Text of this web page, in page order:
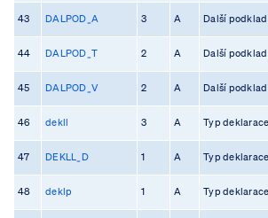
43 DALPOD_A 3 A Další podklad
44 DALPOD_T 2 A Další podklad
45 DALPOD_V 2 A Další podklad
46 dekll 3 A Typ
47 DEKLL_D 1 A Typ
48 deklp 1 A Typ